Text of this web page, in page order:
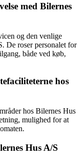
med Bilernes
og den venlige
De roser personalet for
både ved køb,
hos
hos Bilernes Hus
mulighed for at
Hus A/S